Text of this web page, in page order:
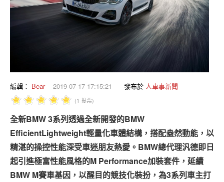
試車報導
專題報導
車型比拼
兩輪世界
編輯： Bear 2019-07-17 17:15:21 發布於 人車事新聞
(1 投票)
全新BMW 3系列透過全新開發的BMW
EfficientLightweight輕量化車體結構，搭配盎然動能，以
精湛的操控性能深受車迷朋友熱愛。BMW總代理汎德即日
起引進極富性能風格的M Performance加裝套件，延續
BMW M賽車基因，以醒目的競技化裝扮，為3系列車主打